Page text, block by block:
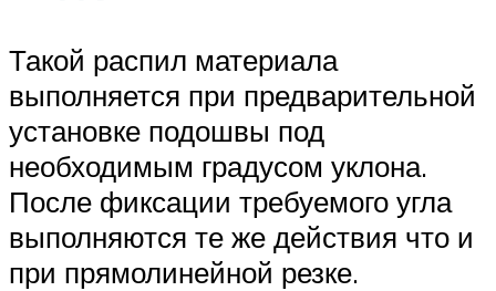
Такой распил материала
выполняется при предварительной
установке подошвы под
необходимым градусом уклона.
После фиксации требуемого угла
выполняются те же действия что и
при прямолинейной резке.